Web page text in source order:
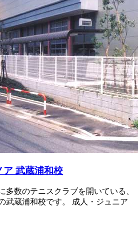
ア 武蔵浦和校
多数のテニスクラブを開いている、
武蔵浦和校です。 成人・ジュニア